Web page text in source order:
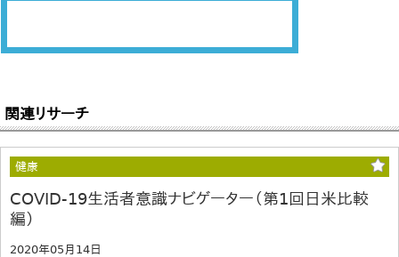
関連リサーチ
健康
COVID-19生活者意識ナビゲーター（第1回日米比較
編）
2020年05月14日